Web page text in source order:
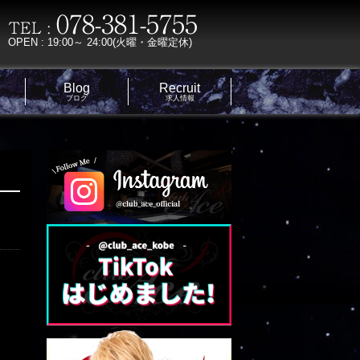
OPEN : 19:00～ 24:00(火曜・金曜定休)
Blog
ブログ
Recruit
求人情報